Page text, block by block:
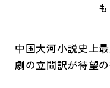
中国大河小説史上
劇の立間訳が待望の